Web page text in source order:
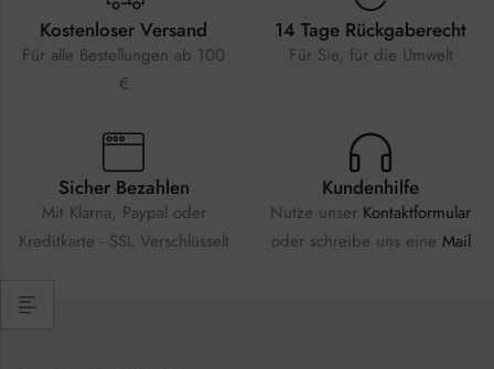
Kostenloser Versand
Für alle Bestellungen ab 100
€
14 Tage Rückgaberecht
Für Sie, für die Umwelt
Sicher Bezahlen
Mit Klarna, Paypal oder
Kreditkarte - SSL Verschlüsselt
Kundenhilfe
Nutze unser Kontaktformular
oder schreibe uns eine Mail